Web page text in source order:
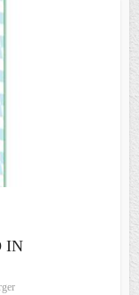
IN